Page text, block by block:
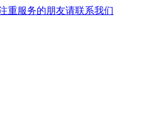
重服务的朋友请联系我们